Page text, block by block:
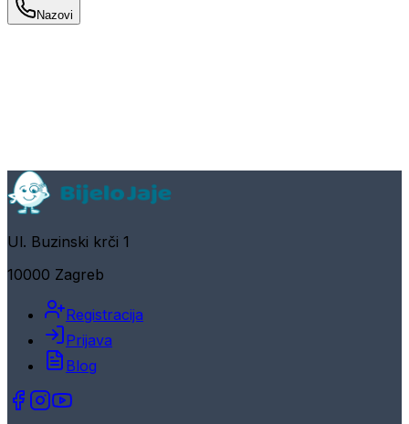
Nazovi
Ul. Buzinski krči 1
10000 Zagreb
Registracija
Prijava
Blog